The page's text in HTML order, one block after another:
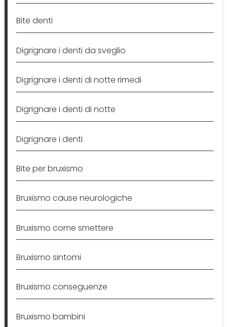
Bite denti
Digrignare i denti da sveglio
Digrignare i denti di notte rimedi
Digrignare i denti di notte
Digrignare i denti
Bite per bruxismo
Bruxismo cause neurologiche
Bruxismo come smettere
Bruxismo sintomi
Bruxismo conseguenze
Bruxismo bambini